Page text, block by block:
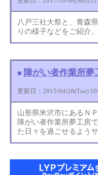
八戸三社大祭と、青森
りの様子などをご紹介。
■ 障がい者作業所夢
更新日：2015/04/28(Tue)
山形県米沢市にあるＮ
障がい者作業所夢工房
た日々を過ごせるよう